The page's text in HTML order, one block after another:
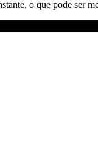
o que pode ser